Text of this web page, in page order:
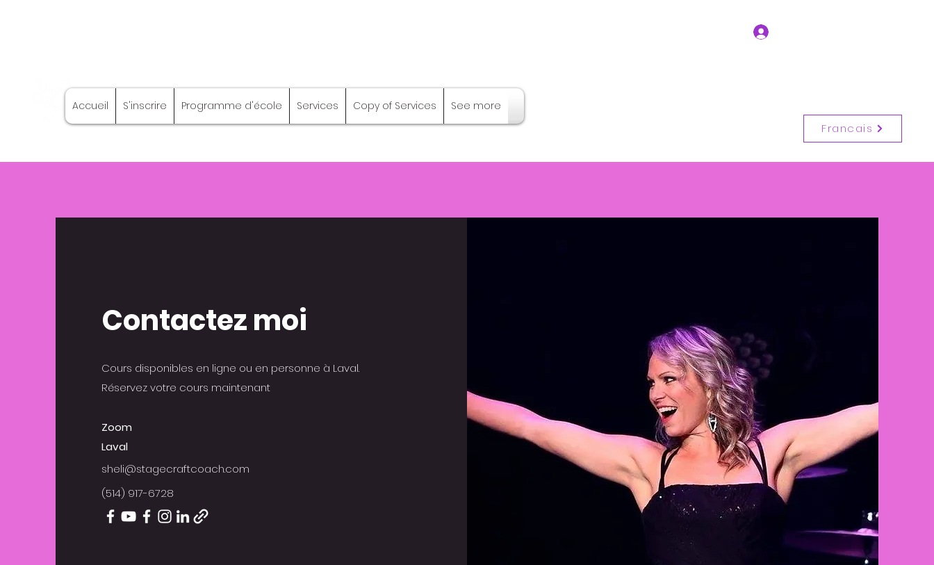
Stage Craft
Coach
Accueil S'inscrire Programme d'école Services Copy of Services
See more
Francais
Contactez moi
Cours disponibles en ligne ou en personne à Laval.
Réservez votre cours maintenant
Zoom
Laval
sheli@stagecraftcoach.com
(514) 917-6728